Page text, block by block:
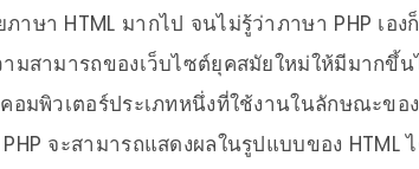
าษา HTML มากไป จนไม่รู้ว่าภาษา PHP เอ
ามสามารถของเว็บไซต์ยุคสมัยใหม่ให้มีมากขึ้
อมพิวเตอร์ประเภทหนึ่งที่ใช้งานในลักษณะข
จะสามารถแสดงผลในรูปแบบของ